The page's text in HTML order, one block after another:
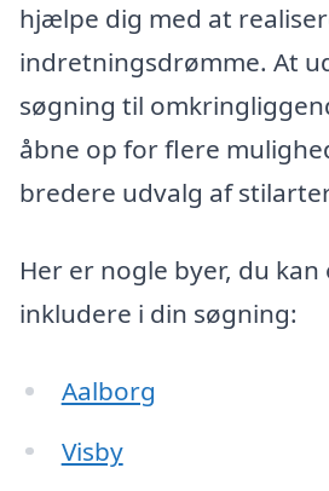
hjælpe dig med at
indretningsdrømme. At
søgning til
åbne op for flere
bredere udvalg af
Her er nogle byer, du
inkludere i din søgning:
Aalborg
Visby